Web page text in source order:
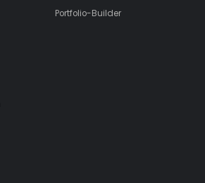
Portfolio-Builder